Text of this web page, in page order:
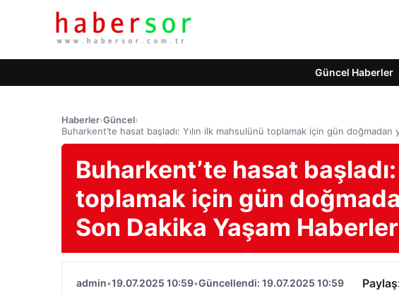
Güncel Haberler
Haberler›Güncel›
Buharkent’te hasat başladı: Yılın ilk mahsulünü toplamak için gün doğmadan
Buharkent’te hasat
toplamak için gün
Son Dakika Yaşam
admin•19.07.2025 10:59•Güncellendi: 19.07.2025 10:59